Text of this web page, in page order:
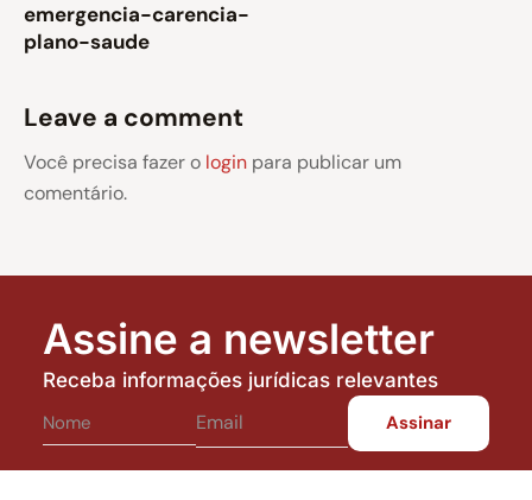
emergencia-carencia-
plano-saude
Leave a comment
Você precisa fazer o login para publicar um
comentário.
Assine a newsletter
Receba informações jurídicas relevantes